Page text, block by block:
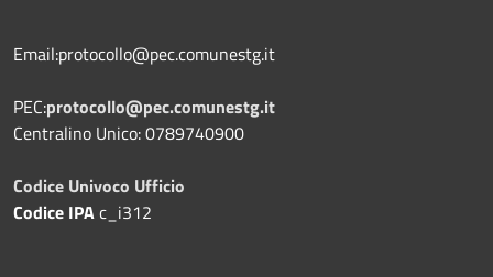
Email:protocollo@pec.comunestg.it
PEC:protocollo@pec.comunestg.it
Centralino Unico: 0789740900
Codice Univoco Ufficio
Codice IPAc_i312